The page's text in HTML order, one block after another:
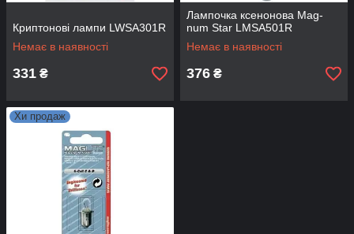
Криптонові лампи LWSA301R
Немає в наявності
331 ₴
Лампочка ксенонова Mag-
num Star LMSA501R
Немає в наявності
376 ₴
Хи продаж